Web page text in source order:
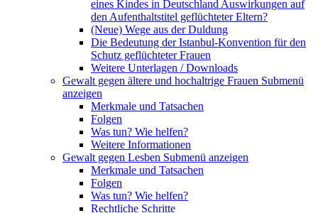
eines Kindes in Deutschland Auswirkungen auf
den Aufenthaltstitel geflüchteter Eltern?
(Neue) Wege aus der Duldung
Die Bedeutung der Istanbul-Konvention für den
Schutz geflüchteter Frauen
Weitere Unterlagen / Downloads
Gewalt gegen ältere und hochaltrige Frauen Submenü
anzeigen
Merkmale und Tatsachen
Folgen
Was tun? Wie helfen?
Weitere Informationen
Gewalt gegen Lesben Submenü anzeigen
Merkmale und Tatsachen
Folgen
Was tun? Wie helfen?
Rechtliche Schritte